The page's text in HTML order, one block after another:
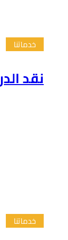
خدماتنا
نقد
خدماتنا